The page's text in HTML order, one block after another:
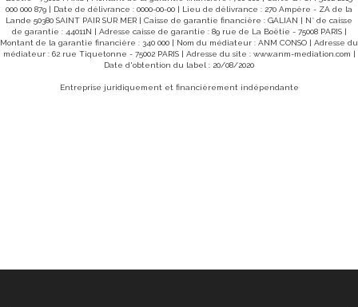
ciel, terre et mer. Un spot parfait pour se ressourcer,
recevoir, ou même développer un projet touristique de
charme. Opportunité rare sur le secteur , à visiter sans
tarder ! Réf 10386SC Prix de vente de la maison 450.000€
Honoraires à la charge de l'acquéreur 19.000€ Prix affiché
469 000€* Réf 10386SC * inclus 4,22% TTC d'honoraires à
la charge de l'acquéreur Absence de chauffage DPE non
est exposé sont disponibles sur le site Géorisques :
000 000 879 | Date de délivrance : 0000-00-00 | Lieu de délivrance : 270 Ampère - ZA de la
Lande 50380 SAINT PAIR SUR MER | Caisse de garantie financière : GALIAN | N° de caisse
de garantie : 44011N | Adresse caisse de garantie : 89 rue de La Boëtie - 75008 PARIS |
Montant de la garantie financière : 340 000 | Nom du médiateur : ANM CONSO | Adresse du
médiateur : 62 rue Tiquetonne - 75002 PARIS | Adresse du site : www.anm-mediation.com
Date d'obtention du label : 20/08/2020
Entreprise juridiquement et financièrement indépendante